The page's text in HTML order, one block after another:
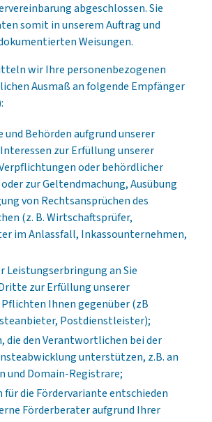
abgeschlossen. Sie
somit in unserem Auftrag und
Weisungen.
wir Ihre personenbezogenen
Ausmaß an folgende Empfänger
Behörden aufgrund unserer
zur Erfüllung unserer
oder behördlicher
zur Geltendmachung, Ausübung
von Rechtsansprüchen des
(z. B. Wirtschaftsprüfer,
im Anlassfall, Inkassounternehmen,
Leistungserbringung an Sie
zur Erfüllung unserer
Ihnen gegenüber (zB
Postdienstleister);
die den Verantwortlichen bei der
unterstützen, z.B. an
und Domain-Registrare;
für die Fördervariante entschieden
Förderberater aufgrund Ihrer